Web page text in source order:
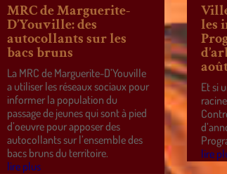
MRC de Marguerite-
D’Youville: des
autocollants sur les
bacs bruns
La MRC de Marguerite-D’Youville
a utiliser les réseaux sociaux pour
informer la population du
passage de jeunes qui sont à pied
d’oeuvre pour apposer des
autocollants sur l’ensemble des
bacs bruns du territoire.
lire plus
les
Et si
lire